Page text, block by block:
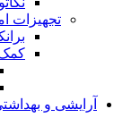
تجهیزات
کمک
آرایشی و